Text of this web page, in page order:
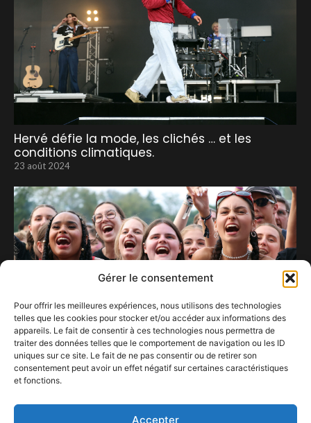
Gérer le consentement
Pour offrir les meilleures expériences, nous utilisons des technologies
telles que les cookies pour stocker et/ou accéder aux informations des
appareils. Le fait de consentir à ces technologies nous permettra de
traiter des données telles que le comportement de navigation ou les ID
uniques sur ce site. Le fait de ne pas consentir ou de retirer son
consentement peut avoir un effet négatif sur certaines caractéristiques
et fonctions.
Accepter
Hervé défie la mode, les clichés … et les
conditions climatiques.
23 août 2024
20 décembre 2024